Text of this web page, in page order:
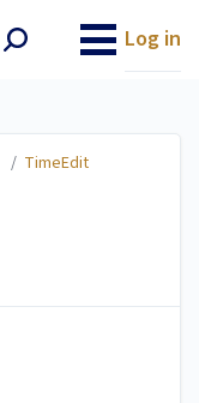
Log in
/ TimeEdit